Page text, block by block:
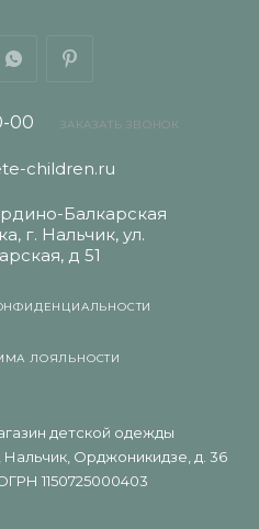
00 ЗАКАЗАТЬ ЗВОНОК
children.ru
Балкарская
г. Нальчик, ул.
д 51
ЛОЯЛЬНОСТИ
детской одежды
Орджоникидзе, д. 36
1150725000403